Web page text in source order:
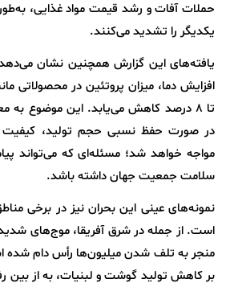
حملات آفات و رشد قیمت مواد غذایی،
یکدیگر را تشدید می‌کنند.
یافته‌های این گزارش همچنین نشان
تا ۸ درصد کاهش می‌یابد. این موضوع
در صورت حفظ نسبی حجم تولید، کیفیت
مواجه خواهد شد؛ مسئله‌ای که می‌تواند
سلامت جمعیت جهان داشته باشد.
نمونه‌های عینی این بحران نیز در برخی
است. از جمله در شرق آفریقا، موج‌های
منجر به تلف شدن میلیون‌ها رأس دام شده
بر کاهش تولید گوشت و لبنیات، به از بین